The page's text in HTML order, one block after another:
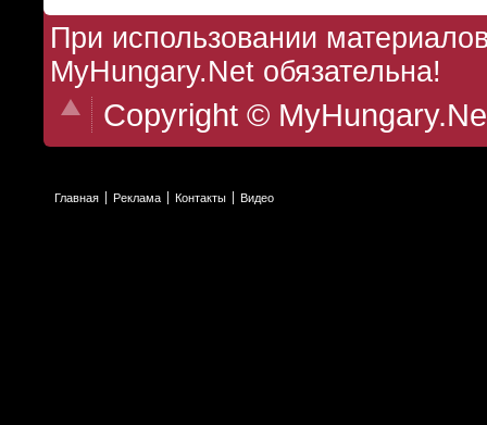
При использовании
MyHungary.Net обязательна!
Copyright ©
Главная Реклама Контакты Видео